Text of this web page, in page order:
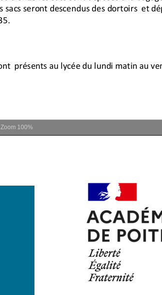
Zoom 100%